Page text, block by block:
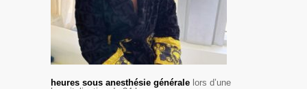
heures sous anesthésie générale lors d’une